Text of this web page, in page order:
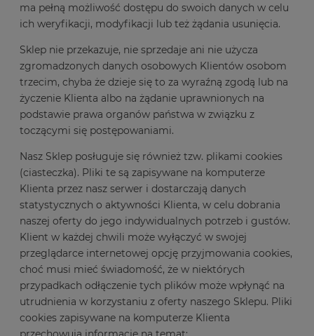
ma pełną możliwość dostępu do swoich danych w celu
ich weryfikacji, modyfikacji lub też żądania usunięcia.
Sklep nie przekazuje, nie sprzedaje ani nie użycza
zgromadzonych danych osobowych Klientów osobom
trzecim, chyba że dzieje się to za wyraźną zgodą lub na
życzenie Klienta albo na żądanie uprawnionych na
podstawie prawa organów państwa w związku z
toczącymi się postępowaniami.
Nasz Sklep posługuje się również tzw. plikami cookies
(ciasteczka). Pliki te są zapisywane na komputerze
Klienta przez nasz serwer i dostarczają danych
statystycznych o aktywności Klienta, w celu dobrania
naszej oferty do jego indywidualnych potrzeb i gustów.
Klient w każdej chwili może wyłączyć w swojej
przeglądarce internetowej opcję przyjmowania cookies,
choć musi mieć świadomość, że w niektórych
przypadkach odłączenie tych plików może wpłynąć na
utrudnienia w korzystaniu z oferty naszego Sklepu. Pliki
cookies zapisywane na komputerze Klienta